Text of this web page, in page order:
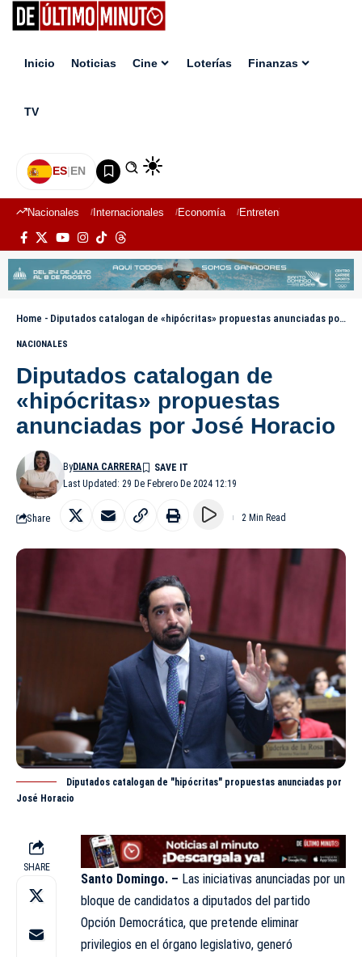
Inicio Noticias Cine Loterías Finanzas
TV
ES|EN
Nacionales Internacionales Economía Entretenimiento
Home - Diputados catalogan de «hipócritas» propuestas anunciadas por José Horacio
NACIONALES
Diputados catalogan de
«hipócritas» propuestas
anunciadas por José Horacio
Last Updated: 29 De Febrero De 2024 12:19
ByDIANA CARRERA
Share 2 Min Read
Diputados catalogan de "hipócritas" propuestas anunciadas por
José Horacio
SHARE
Santo Domingo. – Las iniciativas anunciadas por un
bloque de candidatos a diputados del partido
Opción Democrática, que pretende eliminar
privilegios en el órgano legislativo, generó